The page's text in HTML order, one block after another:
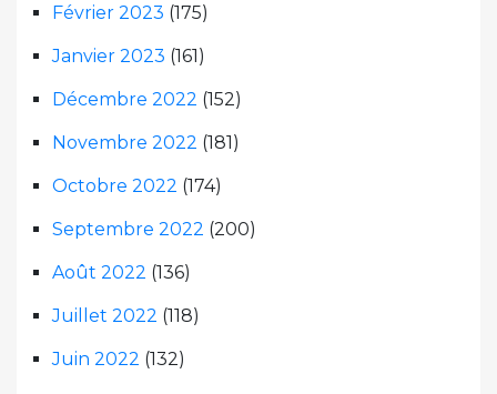
Février 2023 (175)
Janvier 2023 (161)
Décembre 2022 (152)
Novembre 2022 (181)
Octobre 2022 (174)
Septembre 2022 (200)
Août 2022 (136)
Juillet 2022 (118)
Juin 2022 (132)